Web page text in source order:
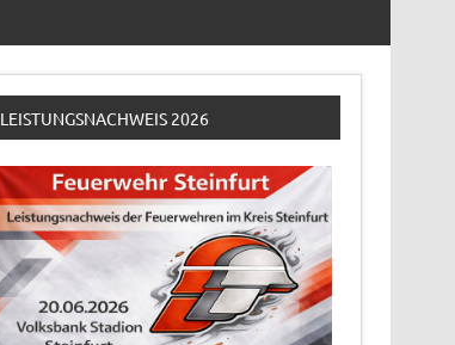
LEISTUNGSNACHWEIS 2026